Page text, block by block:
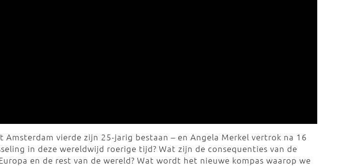
vierde zijn 25-jarig bestaan – en Angela Merkel vertrok na 16
in deze wereldwijd roerige tijd? Wat zijn de consequenties van de
en de rest van de wereld? Wat wordt het nieuwe kompas waarop we